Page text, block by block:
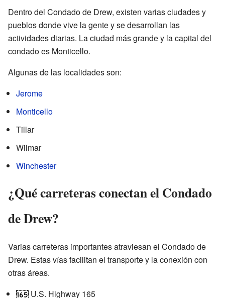
Dentro del Condado de Drew, existen varias ciudades y
pueblos donde vive la gente y se desarrollan las
actividades diarias. La ciudad más grande y la capital del
condado es Monticello.
Algunas de las localidades son:
Jerome
Monticello
Tillar
Wilmar
Winchester
¿Qué carreteras conectan el Condado
de Drew?
Varias carreteras importantes atraviesan el Condado de
Drew. Estas vías facilitan el transporte y la conexión con
otras áreas.
U.S. Highway 165